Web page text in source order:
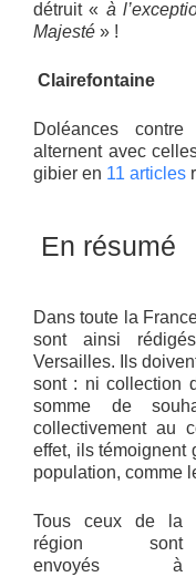
détruit « à
Majesté » !
Clairefontaine
Doléances
alternent avec
gibier en 11 articles
En résumé
Dans toute la
sont ainsi
Versailles. Ils
sont : ni collection
somme de
collectivement au
effet, ils témoignent
population, comme
Tous ceux de la
région sont
envoyés à